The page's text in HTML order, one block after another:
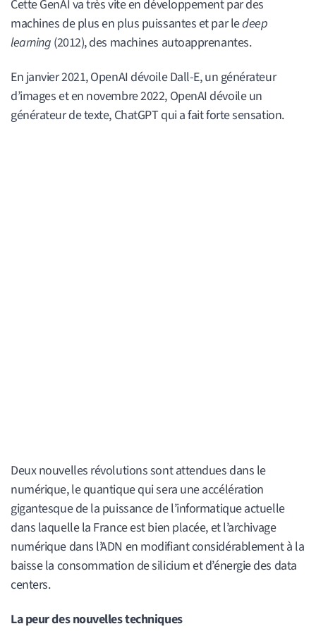
Cette GenAI va très vite en développement par des
machines de plus en plus puissantes et par ledeep
learning (2012), des machines autoapprenantes.
En janvier 2021, OpenAI dévoile Dall-E, un générateur
d’images et en novembre 2022, OpenAI dévoile un
générateur de texte, ChatGPT qui a fait forte sensation.
Deux nouvelles révolutions sont attendues dans le
numérique, le quantique qui sera une accélération
gigantesque de la puissance de l’informatique actuelle
dans laquelle la France est bien placée, et l’archivage
numérique dans l’ADN en modifiant considérablement à la
baisse la consommation de silicium et d’énergie des data
centers.
La peur des nouvelles techniques